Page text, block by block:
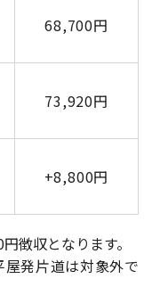
68,700円
73,920円
+8,800円
徴収となります。
発片道は対象外で